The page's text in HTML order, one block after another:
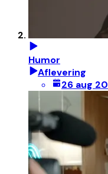
Humor
Aflevering
26 aug 20